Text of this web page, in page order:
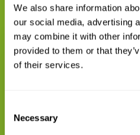
We also share information
our social media, advertising
may combine it with other
provided to them or that
of their services.
Selection
Necessary
Maak uw bestelling